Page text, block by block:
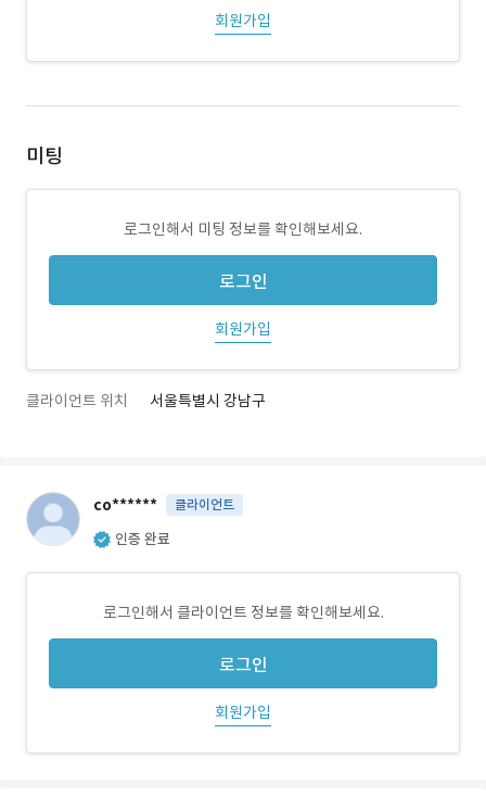
회원가입
미팅
로그인해서 미팅 정보를 확인해보세요.
로그인
회원가입
클라이언트 위치 서울특별시 강남구
co****** 클라이언트
인증 완료
로그인해서 클라이언트 정보를 확인해보세요.
로그인
회원가입